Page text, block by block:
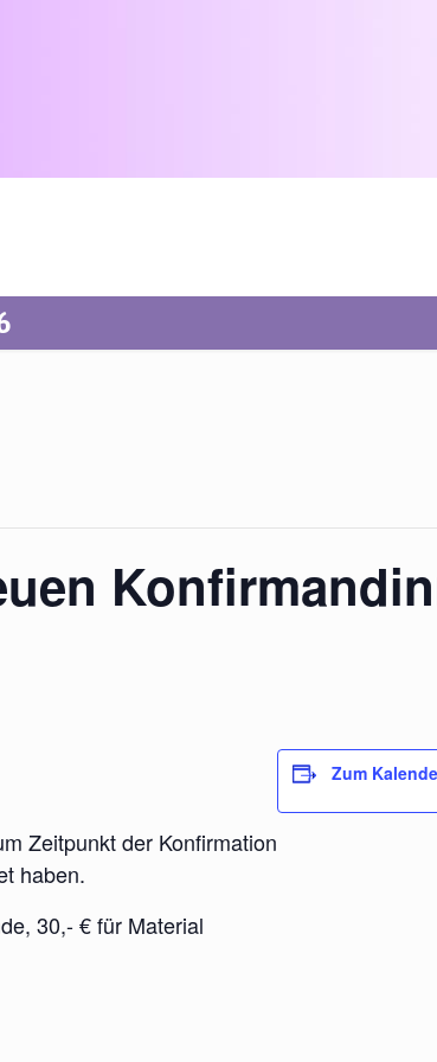
Zeitpunkt der Konfirmation
haben.
30,- € für Material
Zum